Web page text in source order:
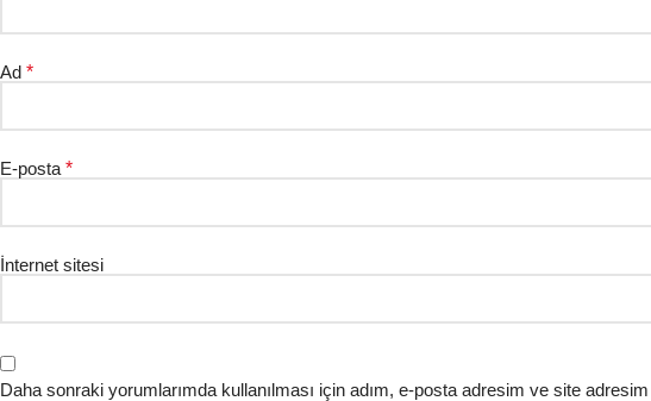
Ad *
E-posta *
İnternet sitesi
Daha sonraki yorumlarımda kullanılması için adım, e-posta adresim ve site